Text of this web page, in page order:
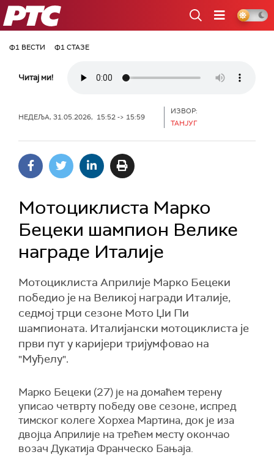
РТС
Ф1 ВЕСТИ Ф1 СТАЗЕ
Читај ми!
НЕДЕЉА, 31.05.2026, 15:52 -> 15:59
ИЗВОР:
ТАНЈУГ
Мотоциклиста Марко
Бецеки шампион Велике
награде Италије
Мотоциклиста Априлије Марко Бецеки
победио је на Великој награди Италије,
седмој трци сезоне Мото Џи Пи
шампионата. Италијански мотоциклиста је
први пут у каријери тријумфовао на
"Муђелу".
Марко Бецеки (27) је на домаћем терену
уписао четврту победу ове сезоне, испред
тимског колеге Хорхеа Мартина, док је иза
двојца Априлије на трећем месту окончао
возач Дукатија Франческо Бањаја.